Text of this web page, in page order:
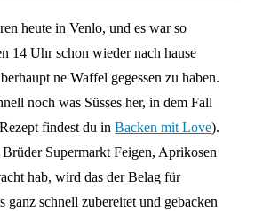
heute in Venlo, und es war so
14 Uhr schon wieder nach hause
ne Waffel gegessen zu haben.
noch was Süsses her, in dem Fall
findest du inBacken mit Love).
Supermarkt Feigen, Aprikosen
hab, wird das der Belag für
ganz schnell zubereitet und gebacken